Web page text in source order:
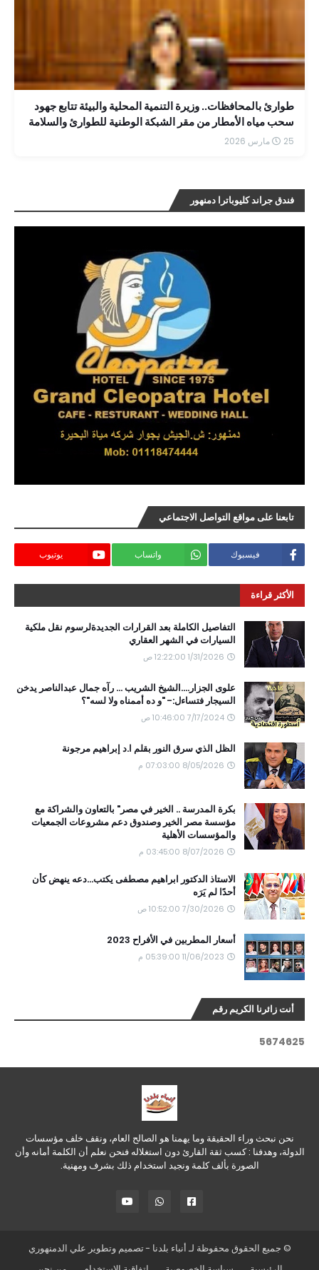
طوارئ بالمحافظات.. وزيرة التنمية المحلية والبيئة تتابع جهود
سحب مياه الأمطار من مقر الشبكة الوطنية للطوارئ والسلامة
25 مارس 2026
فندق جراند كليوباترا دمنهور
تابعنا على مواقع التواصل الاجتماعي
فيسبوك واتساب يوتيوب
الأكثر قراءة
التفاصيل الكاملة بعد القرارات الجديدةلرسوم نقل ملكية
السيارات في الشهر العقاري
1/31/2026 12:22:00 ص
علوى الجزار....الشيخ الشريب ... رآه جمال عبدالناصر يدخن
السيجار فتساءل:- "و ده أممناه ولا لسه"؟
7/17/2024 10:46:00 ص
الظل الذي سرق النور بقلم ا.د إبراهيم مرجونة
8/05/2026 07:03:00 م
بكرة المدرسة .. الخير في مصر" بالتعاون والشراكة مع
مؤسسة مصر الخير وصندوق دعم مشروعات الجمعيات
والمؤسسات الأهلية
8/07/2026 03:45:00 م
الاستاذ الدكتور ابراهيم مصطفى يكتب...دعه ينهض كأن
أحدًا لم يَرَه
7/30/2026 10:52:00 ص
أسعار المطربين في الأفراح 2023
11/06/2023 05:39:00 م
أنت زائرنا الكريم رقم
5674625
نحن نبحث وراء الحقيقة وما يهمنا هو الصالح العام، ونقف خلف مؤسسات
الدولة، وهدفنا : كسب ثقة القارئ دون استغلاله فنحن نعلم أن الكلمة أمانه وأن
الصورة بألف كلمة ونجيد استخدام ذلك بشرف ومهنية.
© جميع الحقوق محفوظة لـ أنباء بلدنا - تصميم وتطوير علي الدمنهوري